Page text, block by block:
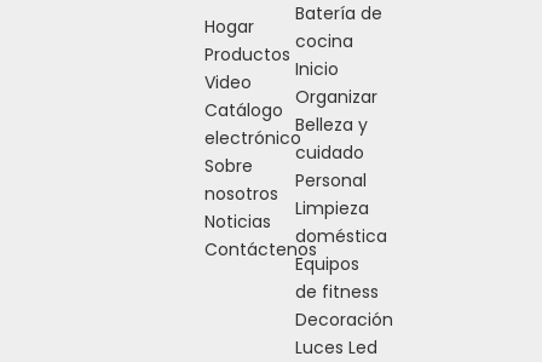
Hogar
Productos
Video
Catálogo
electrónico
Sobre
nosotros
Noticias
Contáctenos
Batería de
cocina
Inicio
Organizar
Belleza y
cuidado
Personal
Limpieza
doméstica
Equipos
de fitness
Decoración
Luces Led